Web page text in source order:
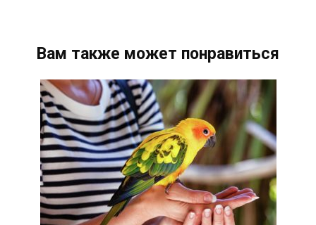
Вам также может понравиться